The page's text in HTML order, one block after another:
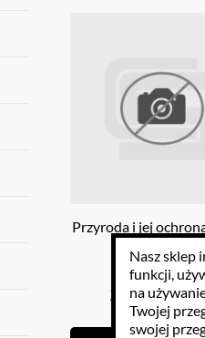
Przyroda i jej
312.42
Nasz sklep
funkcji,
na
Twojej
swojej